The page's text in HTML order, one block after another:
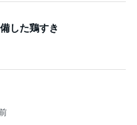
した鶏すき